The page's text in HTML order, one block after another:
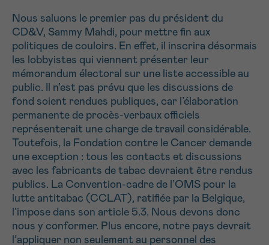
Nous saluons le premier pas du président du
CD&V, Sammy Mahdi, pour mettre fin aux
politiques de couloirs. En effet, il inscrira désormais
les lobbyistes qui viennent présenter leur
mémorandum électoral sur une liste accessible au
public. Il n’est pas prévu que les discussions de
fond soient rendues publiques, car l’élaboration
permanente de procès-verbaux officiels
représenterait une charge de travail considérable.
Toutefois, la Fondation contre le Cancer demande
une exception : tous les contacts et discussions
avec les fabricants de tabac devraient être rendus
publics. La Convention-cadre de l’OMS pour la
lutte antitabac (CCLAT), ratifiée par la Belgique,
l’impose dans son article 5.3. Nous devons donc
nous y conformer. Plus encore, notre pays devrait
l’appliquer non seulement au personnel des
Je souhaite recevoir la Newsletter
J’accepte lesconditions d’utilisations
*CHAMP OBLIGATOIRE
Envoyer